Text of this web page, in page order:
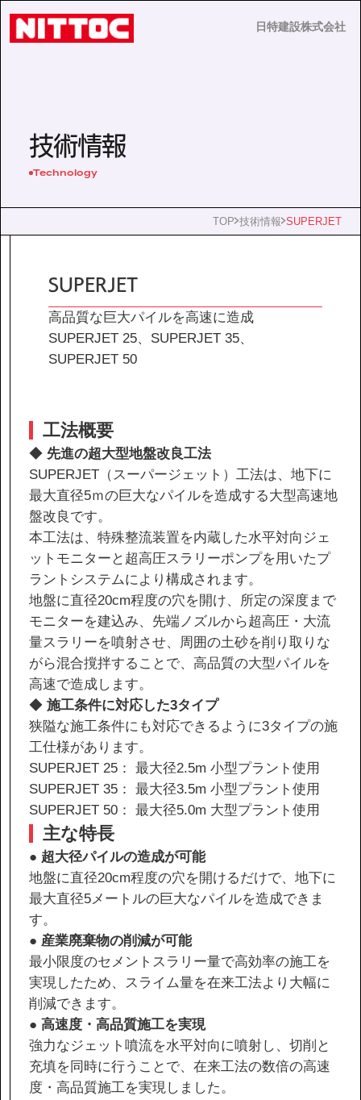
日特建設株式会社
日特建設株式会社
事業内容
企業情報
IR情報
サステナビリティ
ニュース
お問い合わせ
採用情報
営業カタログダウンロード
協力会社の皆様へ
個人情報等保護ポリシー
このサイトの使い方
サイトマップ
技術情報
Technology
TOP 技術情報 SUPERJET
SUPERJET
高品質な巨大パイルを高速に造成
SUPERJET 25、SUPERJET 35、
SUPERJET 50
工法概要
◆ 先進の超大型地盤改良工法
SUPERJET（スーパージェット）工法は、地下に
最大直径5ｍの巨大なパイルを造成する大型高速地
盤改良です。
本工法は、特殊整流装置を内蔵した水平対向ジェ
ットモニターと超高圧スラリーポンプを用いたプ
ラントシステムにより構成されます。
地盤に直径20cm程度の穴を開け、所定の深度まで
モニターを建込み、先端ノズルから超高圧・大流
量スラリーを噴射させ、周囲の土砂を削り取りな
がら混合撹拌することで、高品質の大型パイルを
高速で造成します。
◆ 施工条件に対応した3タイプ
狭隘な施工条件にも対応できるように3タイプの施
工仕様があります。
SUPERJET 25： 最大径2.5m 小型プラント使用
SUPERJET 35： 最大径3.5m 小型プラント使用
SUPERJET 50： 最大径5.0m 大型プラント使用
主な特長
● 超大径パイルの造成が可能
地盤に直径20cm程度の穴を開けるだけで、地下に
最大直径5メートルの巨大なパイルを造成できま
す。
● 産業廃棄物の削減が可能
最小限度のセメントスラリー量で高効率の施工を
実現したため、スライム量を在来工法より大幅に
削減できます。
● 高速度・高品質施工を実現
強力なジェット噴流を水平対向に噴射し、切削と
充填を同時に行うことで、在来工法の数倍の高速
度・高品質施工を実現しました。